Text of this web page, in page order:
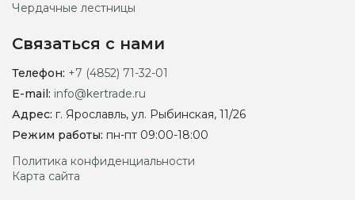
Чердачные лестницы
Связаться с нами
Телефон: +7 (4852) 71-32-01
E-mail: info@kertrade.ru
Адрес: г. Ярославль, ул. Рыбинская, 11/26
Режим работы: пн-пт 09:00-18:00
Политика конфиденциальности
Карта сайта